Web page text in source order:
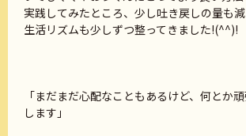
実践してみたところ、少し吐き戻しの量も
生活リズムも少しずつ整ってきました!(^^)!
「まだまだ心配なこともあるけど、何とか
します」